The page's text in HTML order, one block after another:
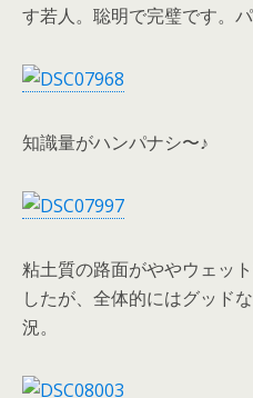
す若人。聡明で完璧です。
知識量がハンパナシ〜♪
粘土質の路面がややウェッ
したが、全体的にはグッド
況。